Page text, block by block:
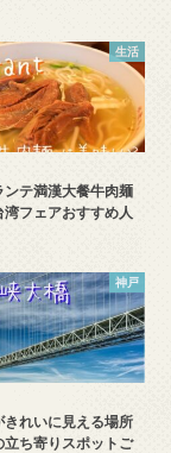
生活
ンテ満漢大餐牛肉麺
フェアおすすめ人
神戸
れいに見える場所
ち寄りスポットご